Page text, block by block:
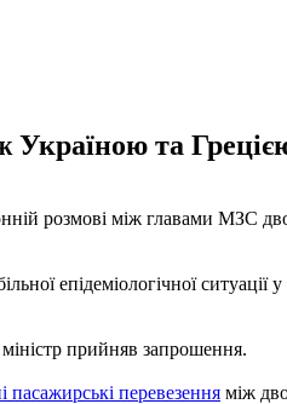
Україною та
розмові між главами МЗС
епідеміологічної ситуації
прийняв запрошення.
пасажирські перевезення між